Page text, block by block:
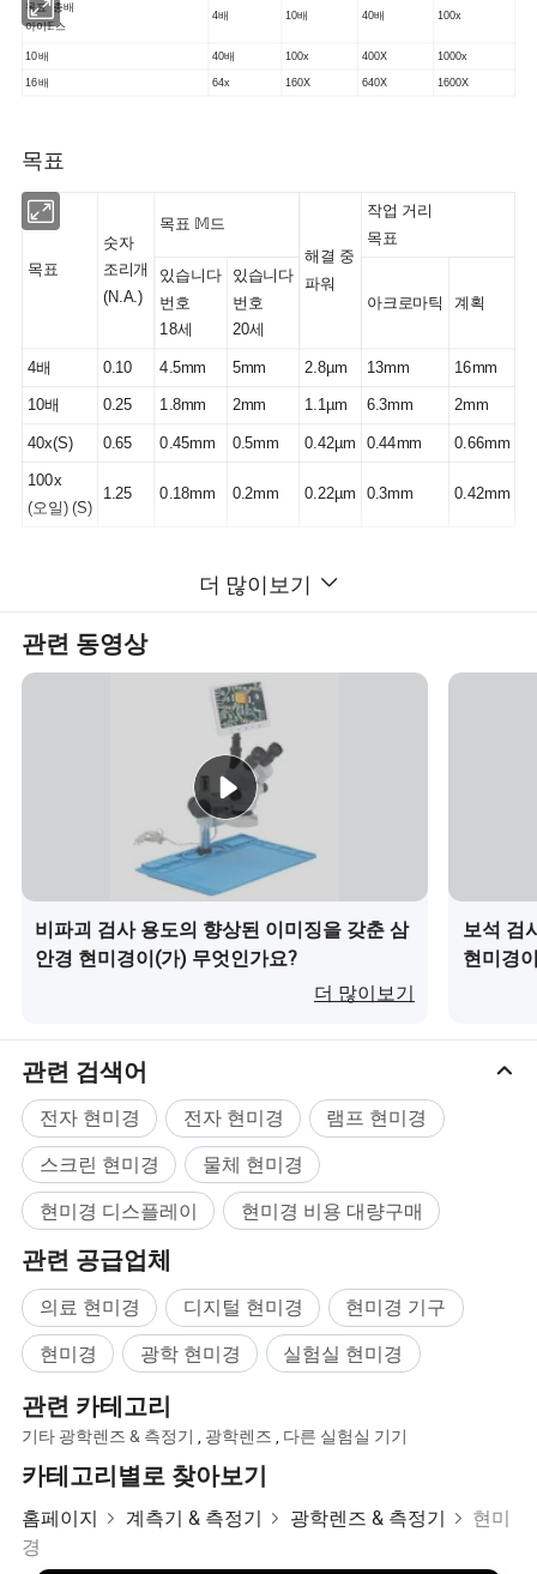
목표총배
아이𝔼스
4배 10배 40배 100x
10배 40배 100x 400X 1000x
16배 64x 160X 640X 1600X
목표
목표
숫자
조리개
(N.A.)
목표 𝕄드
해결 중
파워
작업 거리
목표
있습니다
번호
18세
있습니다
번호
20세
아크로마틱 계획
4배 0.10 4.5mm 5mm 2.8µm 13mm 16mm
10배 0.25 1.8mm 2mm 1.1µm 6.3mm 2mm
40x(S) 0.65 0.45mm 0.5mm 0.42µm 0.44mm 0.66mm
100x
(오일) (S)
1.25 0.18mm 0.2mm 0.22µm 0.3mm 0.42mm
더 많이보기
관련 동영상
비파괴 검사 용도의 향상된 이미징을 갖춘 삼
안경 현미경이(가) 무엇인가요?
더 많이보기
보석 검
현미경
관련 검색어
전자 현미경 전자 현미경
램프 현미경
스크린 현미경
물체 현미경
현미경 디스플레이
현미경 비용 대량구매
관련 공급업체
의료 현미경 디지털 현미경
현미경 기구
현미경
광학 현미경 실험실 현미경
관련 카테고리
기타 광학렌즈 & 측정기 , 광학렌즈 , 다른 실험실 기기
카테고리별로 찾아보기
홈페이지 계측기 & 측정기 광학렌즈 & 측정기
현미
경